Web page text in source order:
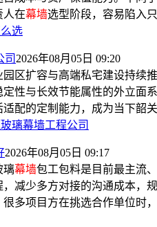
人在幕墙选型阶段，容易陷入
选
司 2026年08月05日 09:20
区扩容与高端私宅建设持
性与长效节能属性的外立面
配的定制能力，成为当下韶
璃幕墙工程公司
2026年08月05日 09:17
璃幕墙包工包料是目前最主流
减少多方对接的沟通成本，
多项目方在挑选合作单位时